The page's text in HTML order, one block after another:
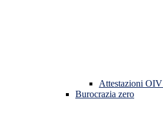
Attestazioni OIV
Burocrazia zero